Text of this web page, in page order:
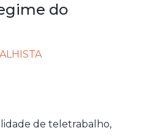
do
de teletrabalho,